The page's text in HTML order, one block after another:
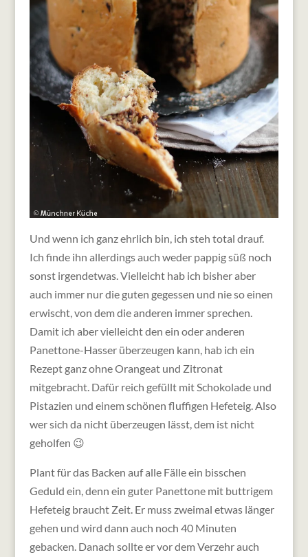
Und wenn ich ganz ehrlich bin, ich steh total drauf.
Ich finde ihn allerdings auch weder pappig süß noch
sonst irgendetwas. Vielleicht hab ich bisher aber
auch immer nur die guten gegessen und nie so einen
erwischt, von dem die anderen immer sprechen.
Damit ich aber vielleicht den ein oder anderen
Panettone-Hasser überzeugen kann, hab ich ein
Rezept ganz ohne Orangeat und Zitronat
mitgebracht. Dafür reich gefüllt mit Schokolade und
Pistazien und einem schönen fluffigen Hefeteig. Also
wer sich da nicht überzeugen lässt, dem ist nicht
geholfen 😉
Plant für das Backen auf alle Fälle ein bisschen
Geduld ein, denn ein guter Panettone mit buttrigem
Hefeteig braucht Zeit. Er muss zweimal etwas länger
gehen und wird dann auch noch 40 Minuten
gebacken. Danach sollte er vor dem Verzehr auch